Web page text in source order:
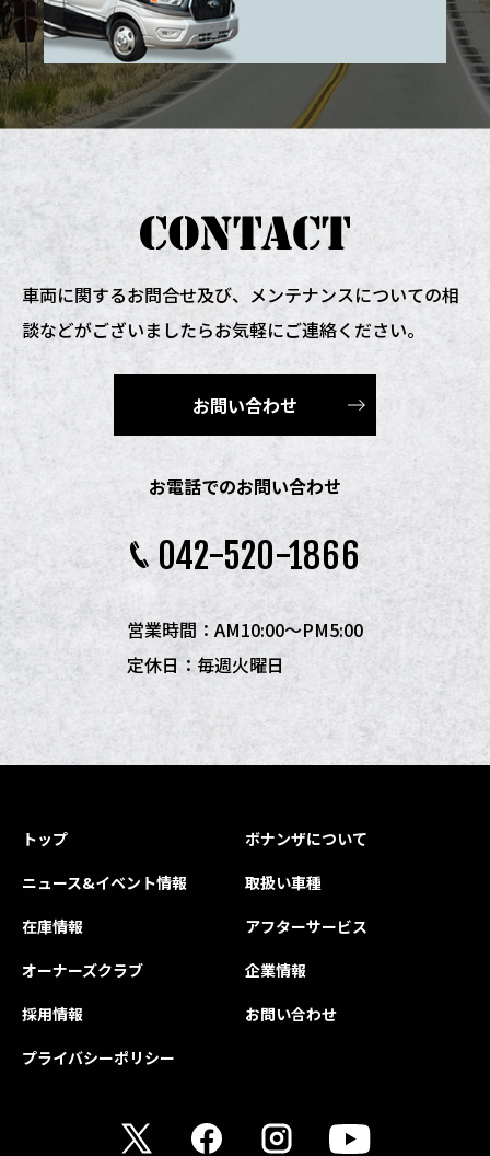
車両に関するお問合せ及び、 メンテナンスについての相
談などがございましたらお気軽にご連絡ください。
お問い合わせ
お電話でのお問い合わせ
042-520-1866
営業時間：AM10:00〜PM5:00
定休日：毎週火曜日
トップ
ボナンザについて
ニュース&イベント情報
取扱い車種
在庫情報
アフターサービス
オーナーズクラブ
企業情報
採用情報
お問い合わせ
プライバシーポリシー